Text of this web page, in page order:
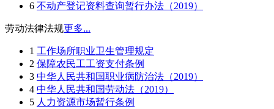
6 不动产登记资料查询暂行办法（2019）
劳动法律法规更多...
1 工作场所职业卫生管理规定
2 保障农民工工资支付条例
3 中华人民共和国职业病防治法（2019）
4 中华人民共和国劳动法（2019）
5 人力资源市场暂行条例